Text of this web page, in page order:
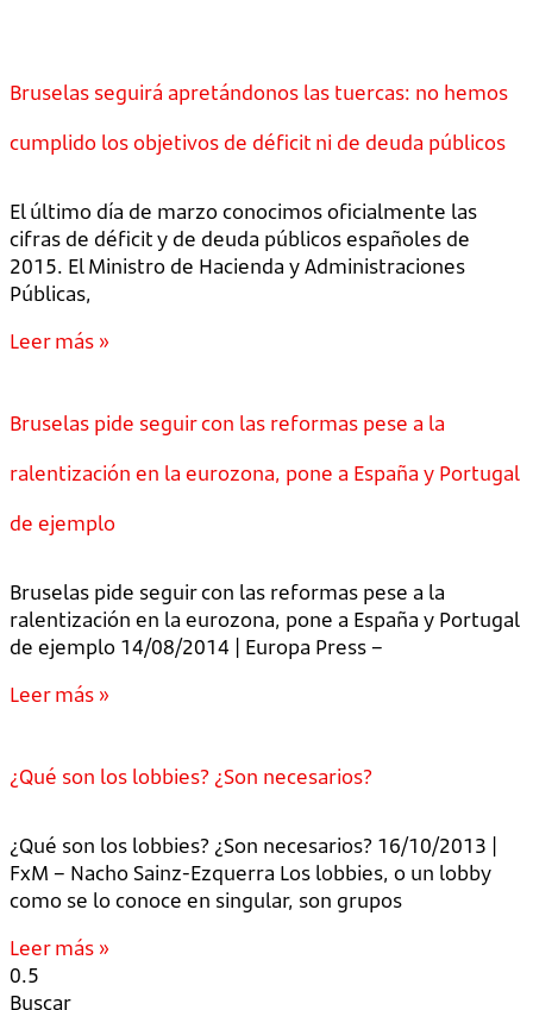
Bruselas seguirá apretándonos las tuercas: no hemos
cumplido los objetivos de déficit ni de deuda públicos
El último día de marzo conocimos oficialmente las
cifras de déficit y de deuda públicos españoles de
2015. El Ministro de Hacienda y Administraciones
Públicas,
Leer más »
Bruselas pide seguir con las reformas pese a la
ralentización en la eurozona, pone a España y Portugal
de ejemplo
Bruselas pide seguir con las reformas pese a la
ralentización en la eurozona, pone a España y Portugal
de ejemplo 14/08/2014 | Europa Press –
Leer más »
¿Qué son los lobbies? ¿Son necesarios?
¿Qué son los lobbies? ¿Son necesarios? 16/10/2013 |
FxM – Nacho Sainz-Ezquerra Los lobbies, o un lobby
como se lo conoce en singular, son grupos
Leer más »
Buscar